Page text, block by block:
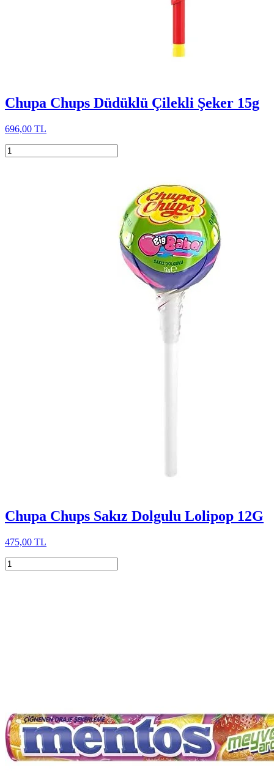
Chupa Chups Düdüklü Çilekli Şeker 15g
696,00 TL
Chupa Chups Sakız Dolgulu Lolipop 12G
475,00 TL